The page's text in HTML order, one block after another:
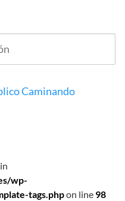
Caminando
wp-
tags.phpon line 98